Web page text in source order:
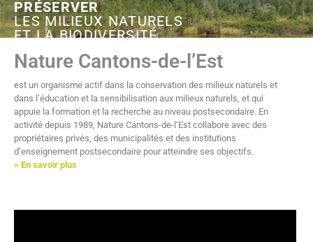
PRÉSERVER
LES MILIEUX NATURELS
ET LA BIODIVERSITÉ
Nature Cantons-de-l’Est
est un organisme actif dans la conservation des milieux naturels et
dans l’éducation et la sensibilisation aux milieux naturels, et qui
appuie la formation et la recherche au niveau postsecondaire. En
activité depuis 1989, Nature Cantons-de-l’Est collabore avec des
propriétaires privés, des municipalités et des institutions
d’enseignement postsecondaire pour atteindre ses objectifs.
» En savoir plus